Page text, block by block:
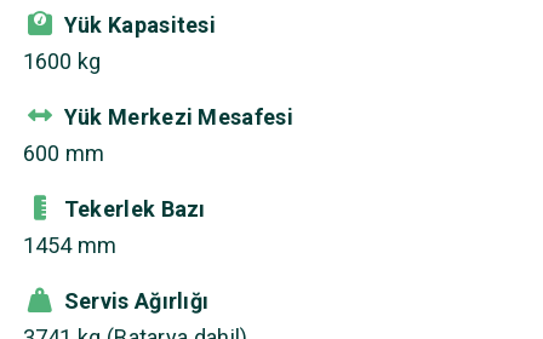
Yük Kapasitesi
1600 kg
Yük Merkezi Mesafesi
600 mm
Tekerlek Bazı
1454 mm
Servis Ağırlığı